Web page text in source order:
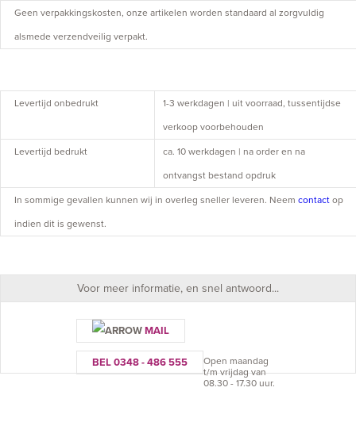
Geen verpakkingskosten, onze artikelen worden standaard al zorgvuldig
alsmede verzendveilig verpakt.
Levertijd onbedrukt 1-3 werkdagen | uit voorraad, tussentijdse
verkoop voorbehouden
Levertijd bedrukt ca. 10 werkdagen | na order en na
ontvangst bestand opdruk
In sommige gevallen kunnen wij in overleg sneller leveren. Neem contact op
indien dit is gewenst.
Voor meer informatie, en snel antwoord...
MAIL
BEL 0348 - 486 555
Open maandag
t/m vrijdag van
08.30 - 17.30 uur.